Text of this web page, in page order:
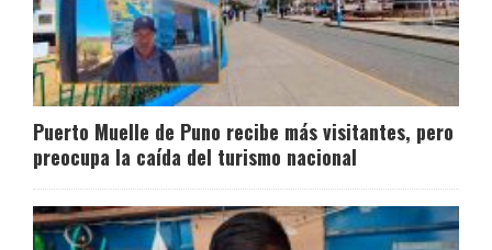
Puerto Muelle de Puno recibe más visitantes, pero
preocupa la caída del turismo nacional